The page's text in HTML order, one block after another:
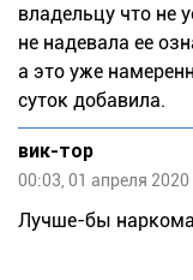
владельцу что не
не надевала ее
а это уже
суток добавила.
вик-тор
00:03, 01 апреля 2020
Лучше-бы